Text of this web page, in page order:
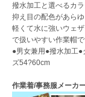
撥水加工と選べるカ
抑え目の配色があら
軽くて水に強いウェ
で扱いやすい作業帽で
●男女兼用●撥水加工
ズ54?60cm
作業着/事務服メーカ